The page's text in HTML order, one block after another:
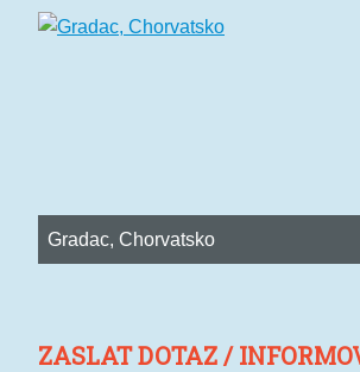
Gradac, Chorvatsko
ZASLAT DOTAZ /